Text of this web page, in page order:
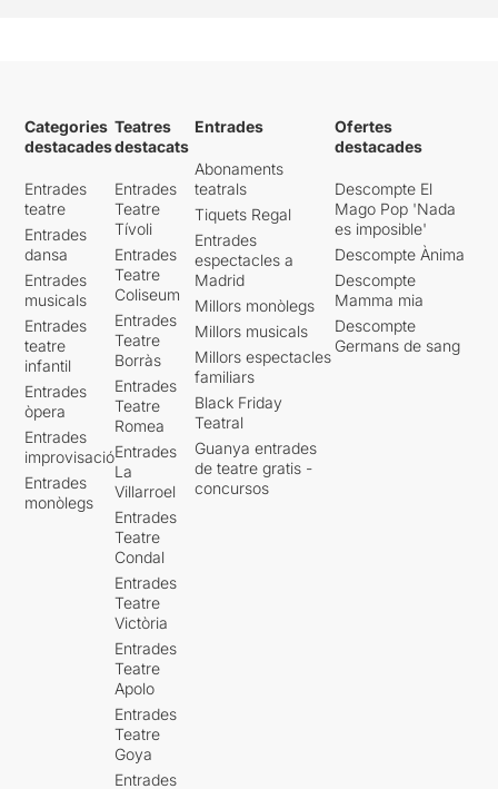
Categories
destacades
Entrades
teatre
Entrades
dansa
Entrades
musicals
Entrades
teatre
infantil
Entrades
òpera
Entrades
improvisació
Entrades
monòlegs
Teatres
destacats
Entrades
Teatre
Tívoli
Entrades
Teatre
Coliseum
Entrades
Teatre
Borràs
Entrades
Teatre
Romea
Entrades
La
Villarroel
Entrades
Teatre
Condal
Entrades
Teatre
Victòria
Entrades
Teatre
Apolo
Entrades
Teatre
Goya
Entrades
Entrades
Abonaments
teatrals
Tiquets Regal
Entrades
espectacles a
Madrid
Millors monòlegs
Millors musicals
Millors espectacles
familiars
Black Friday
Teatral
Guanya entrades
de teatre gratis -
concursos
Ofertes
destacades
Descompte El
Mago Pop 'Nada
es imposible'
Descompte Ànima
Descompte
Mamma mia
Descompte
Germans de sang